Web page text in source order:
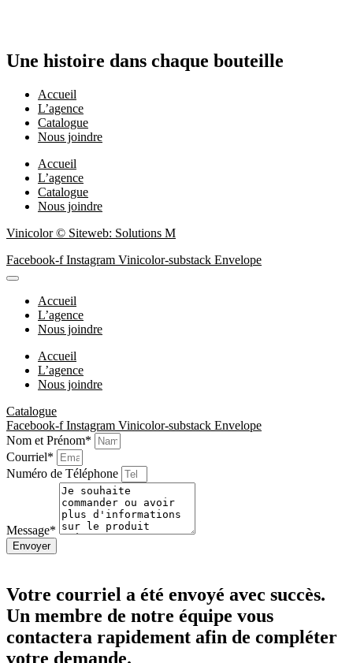
Une histoire dans chaque bouteille
Accueil
L’agence
Catalogue
Nous joindre
Accueil
L’agence
Catalogue
Nous joindre
Vinicolor © Siteweb: Solutions M
Facebook-f Instagram Vinicolor-substack Envelope
Accueil
L’agence
Nous joindre
Accueil
L’agence
Nous joindre
Catalogue
Facebook-f Instagram Vinicolor-substack Envelope
Nom et Prénom*
Courriel*
Numéro de Téléphone
Message*
Envoyer
Votre courriel a été envoyé avec succès.
Un membre de notre équipe vous
contactera rapidement afin de compléter
votre demande.